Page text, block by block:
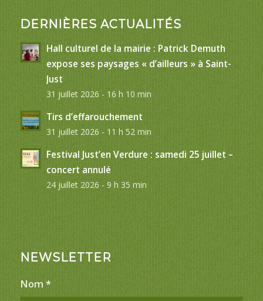
DERNIÈRES ACTUALITÉS
Hall culturel de la mairie : Patrick Demuth
expose ses paysages « d’ailleurs » à Saint-
Just
31 juillet 2026 - 16 h 10 min
Tirs d’effarouchement
31 juillet 2026 - 11 h 52 min
Festival Just’en Verdure : samedi 25 juillet –
concert annulé
24 juillet 2026 - 9 h 35 min
NEWSLETTER
Nom *